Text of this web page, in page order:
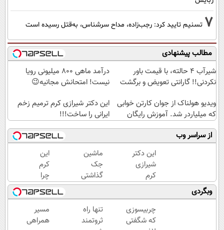
7 تسنیم تایید کرد: رجب‌زاده، مداح سرشناس، به‌قتل رسیده است
مطالب پیشنهادی
شیر‌آب ۴ حالته، با قیمت باور
نکردنی!! گارانتی تعویض و برگشت
درآمد ماهی 800 میلیونی رویا
نیست! امتحانش مجانیه😉
ویدیو هولناک از جوان کارتن خوابی
که میلیاردر شد. آموزش رایگان
این دکتر شیرازی کرم ترمیم زخم
ایرانی را ساخت!!!
از سراسر وب
این دکتر
شیرازی
کرم
ترمیم
زخم
ایرانی را
ساخت!!!
ماشین
جک
گذاشتی
برای
فروش
؟ اینجا
سریع و
این
کرم
چرا
اینقدر
سر
زبون‌ها
افتاده؟
وبگردی
چربیسوزی
که شگفتی
تنها راه
ثروتمند
مسیر
همراهی